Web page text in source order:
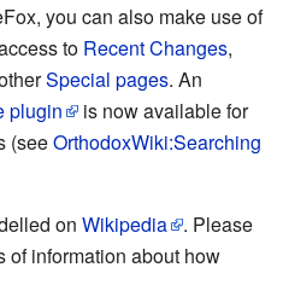
you can also make use of
to Recent Changes,
Special pages. An
plugin
is now available for
(seeOrthodoxWiki:Searching
on Wikipedia
. Please
of information about how